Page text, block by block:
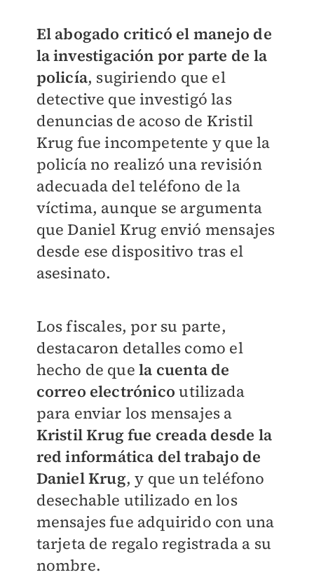
El abogado criticó el manejo de
la investigación por parte de la
policía, sugiriendo que el
detective que investigó las
denuncias de acoso de Kristil
Krug fue incompetente y que la
policía no realizó una revisión
adecuada del teléfono de la
víctima, aunque se argumenta
que Daniel Krug envió mensajes
desde ese dispositivo tras el
asesinato.
Los fiscales, por su parte,
destacaron detalles como el
hecho de quela cuenta de
correo electrónico utilizada
para enviar los mensajes a
Kristil Krug fue creada desde la
red informática del trabajo de
Daniel Krug, y que un teléfono
desechable utilizado en los
mensajes fue adquirido con una
tarjeta de regalo registrada a su
nombre.